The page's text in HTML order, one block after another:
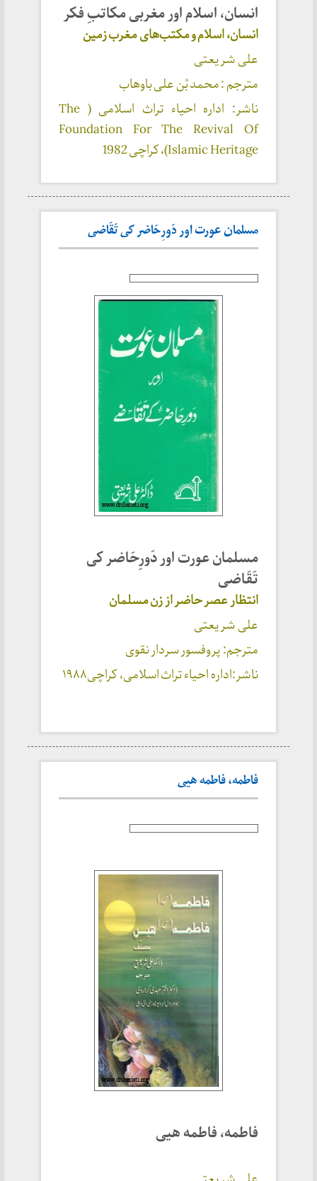
انسان، اسلام اور مغربی مکاتبِ فکر
انسان، اسلام و مکتب‌های مغرب زمین
علی شریعتی
مترجم : محمد بْن علی باوهاب
ناشر: اداره احیاء تراث اسلامی ( The
Foundation For The Revival Of
Islamic Heritage)، کراچی
1982
مسلمان عورت اور دَورِحَاضر کی تَقَاضی
مسلمان عورت اور دَورِحَاضر کی
تَقَاضی
انتظار عصر حاضر از زن مسلمان
علی شریعتی
مترجم: پروفسور سردار نقوی
ناشر:اداره احیاء تراث اسلامی، کراچی۱۹۸۸
فاطمه، فاطمه هیی
فاطمه، فاطمه هیی